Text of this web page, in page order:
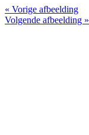
« Vorige afbeelding
Volgende afbeelding »